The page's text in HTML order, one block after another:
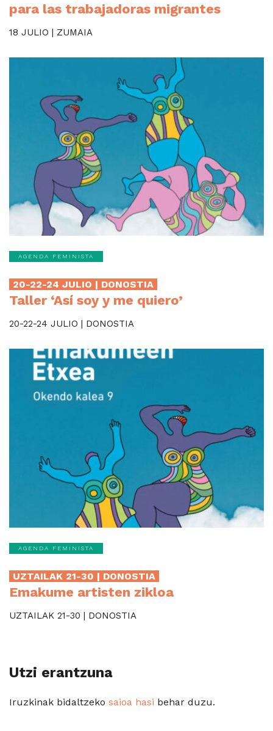
para las trabajadoras migrantes
18 JULIO | ZUMAIA
AGENDA FEMINISTA
20-22-24 JULIO | DONOSTIA
Taller ‘Así soy y me quiero’
20-22-24 JULIO | DONOSTIA
AGENDA FEMINISTA
UZTAILAK 21-30 | DONOSTIA
Emakume artisten zikloa
UZTAILAK 21-30 | DONOSTIA
Utzi erantzuna
Iruzkinak bidaltzeko saioa hasi behar duzu.